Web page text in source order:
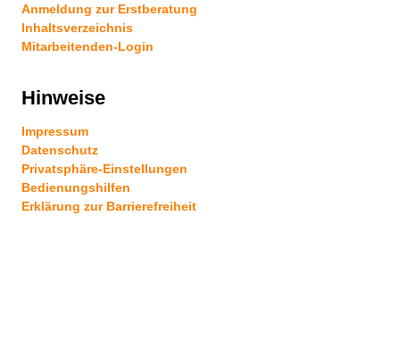
Anmeldung zur Erstberatung
Inhaltsverzeichnis
Mitarbeitenden-Login
Hinweise
Impressum
Datenschutz
Privatsphäre-Einstellungen
Bedienungshilfen
Erklärung zur Barrierefreiheit